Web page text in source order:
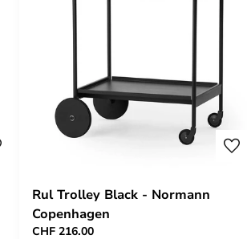
Rul Trolley Black - Normann
Copenhagen
CHF 216.00